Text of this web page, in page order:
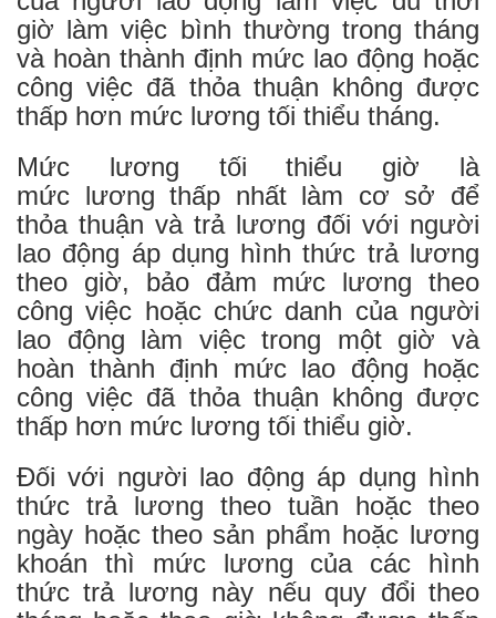
giờ làm việc bình thường trong tháng
và hoàn thành định mức lao động hoặc
công việc đã thỏa thuận không được
thấp hơn mức lương tối thiểu tháng.
Mức lương tối thiểu giờ là
mức lương thấp nhất làm cơ sở để
thỏa thuận và trả lương đối với người
lao động áp dụng hình thức trả lương
theo giờ, bảo đảm mức lương theo
công việc hoặc chức danh của người
lao động làm việc trong một giờ và
hoàn thành định mức lao động hoặc
công việc đã thỏa thuận không được
thấp hơn mức lương tối thiểu giờ.
Đối với người lao động áp dụng hình
thức trả lương theo tuần hoặc theo
ngày hoặc theo sản phẩm hoặc lương
khoán thì mức lương của các hình
thức trả lương này nếu quy đổi theo